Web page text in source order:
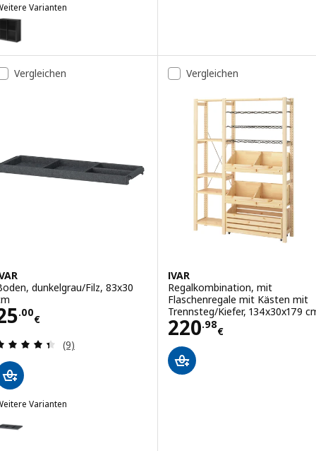
Varianten
IVAR, Schrank mit Türen, schwarz Netz, 80x83 cm
Vergleichen
dunkelgrau/Filz, 83x30
.00
€25.00€
Bewertungen: 4.4 von 5 Sternen. Bewertungen
(9)
Varianten
IVAR, Boden, dunkelgrau/Filz, 83x50 cm
Vergleichen
IVAR
Regalkombination, mit
Flaschenregale mit Kästen mit
Trennsteg/Kiefer, 134x30x179
220.98
€
Preis 220.98€